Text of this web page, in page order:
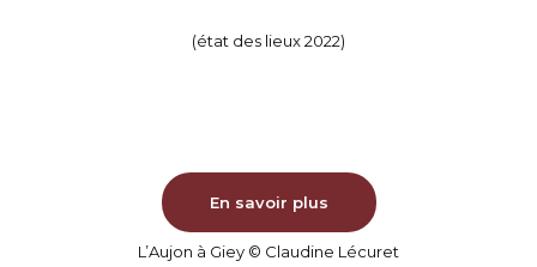
(état des lieux 2022)
En savoir plus
L’Aujon à Giey © Claudine Lécuret